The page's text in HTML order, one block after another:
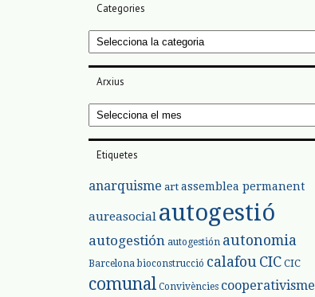
Categories
Categories
Arxius
Arxius
Etiquetes
anarquisme art assemblea permanent
aureasocial autogestió
autogestión autogestión autonomia
Barcelona bioconstrucció calafou CIC CIC
comunal Convivències cooperativisme